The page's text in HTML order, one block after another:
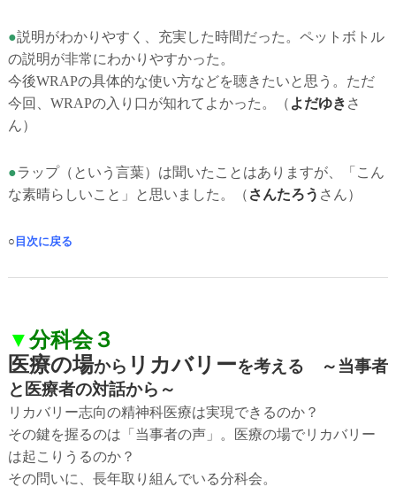
●説明がわかりやすく、充実した時間だった。ペットボトル
の説明が非常にわかりやすかった。
今後WRAPの具体的な使い方などを聴きたいと思う。ただ
今回、WRAPの入り口が知れてよかった。（ よだゆき さ
ん）
●ラップ（という言葉）は聞いたことはありますが、「こん
な素晴らしいこと」と思いました。
（ さんたろう さん）
○ 目次に戻る
▼分科会３
医療の場から リカバリーを考える ～当事者
と医療者の対話から～
リカバリー志向の精神科医療は実現できるのか？
その鍵を握るのは「当事者の声」。医療の場でリカバリー
は起こりうるのか？
その問いに、長年取り組んでいる分科会。